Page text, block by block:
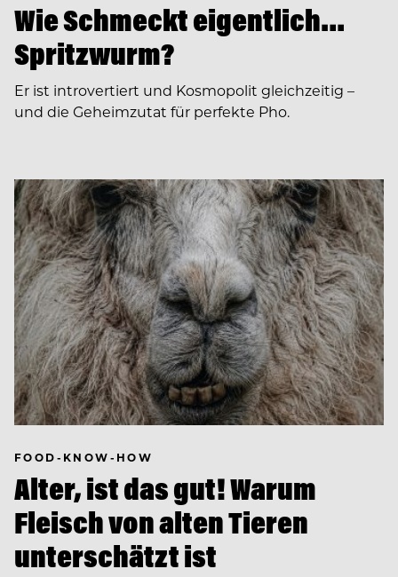
Wie Schmeckt eigentlich…
Spritzwurm?
Er ist introvertiert und Kosmopolit gleichzeitig –
und die Geheimzutat für perfekte Pho.
FOOD-KNOW-HOW
Alter, ist das gut! Warum
Fleisch von alten Tieren
unterschätzt ist